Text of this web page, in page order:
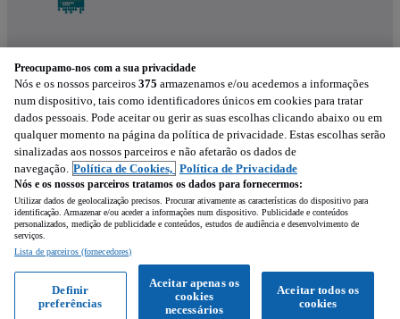
Ligar WhatsApp
Experimenta a aplicação
Preocupamo-nos com a sua privacidade
Nós e os nossos parceiros 375 armazenamos e/ou acedemos a informações
num dispositivo, tais como identificadores únicos em cookies para tratar
dados pessoais. Pode aceitar ou gerir as suas escolhas clicando abaixo ou em
qualquer momento na página da política de privacidade. Estas escolhas serão
sinalizadas aos nossos parceiros e não afetarão os dados de
navegação. Política de Cookies, Política de Privacidade
Nós e os nossos parceiros tratamos os dados para fornecermos:
Utilizar dados de geolocalização precisos. Procurar ativamente as características do dispositivo para
identificação. Armazenar e/ou aceder a informações num dispositivo. Publicidade e conteúdos
personalizados, medição de publicidade e conteúdos, estudos de audiência e desenvolvimento de
serviços.
Lista de parceiros (fornecedores)
Aceitar todos os
cookies
Aceitar apenas os
cookies
necessários
Definir
preferências